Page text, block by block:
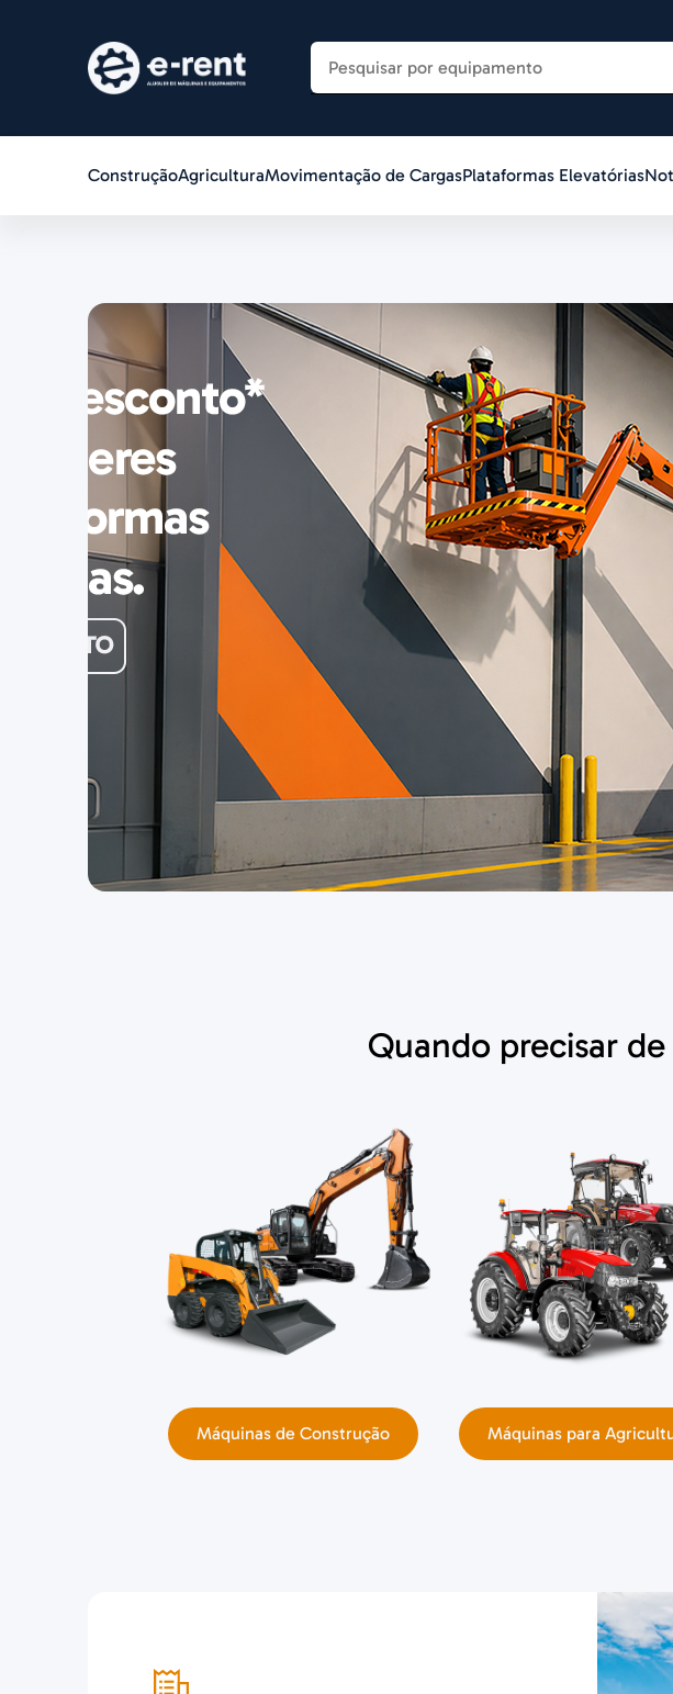
ConstruçãoAgriculturaMovimentação de CargasPlataformas Elevatórias
Quando precisar
Máquinas de Construção Máquinas para